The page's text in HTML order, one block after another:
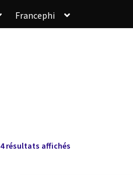
Francephi
4 résultats affichésTrié